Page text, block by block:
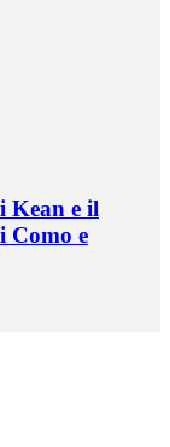
Kean e il
Como e